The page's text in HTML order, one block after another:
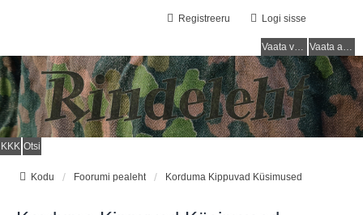
Logi sisse
Registreeru
Vaata vastamata teemasi Vaata aktiivseid teemasid
KKK Otsi
Kodu Foorumi pealeht Korduma Kippuvad Küsimused